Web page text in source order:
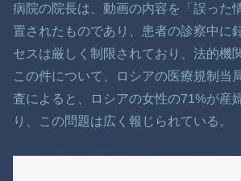
病院の院長は、動画の内容を「誤った
置されたものであり、患者の診察中に
セスは厳しく制限されており、法的機
この件について、ロシアの医療規制当
査によると、ロシアの女性の71%が産
り、この問題は広く報じられている。